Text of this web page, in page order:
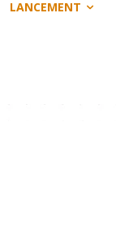
LANCEMENT